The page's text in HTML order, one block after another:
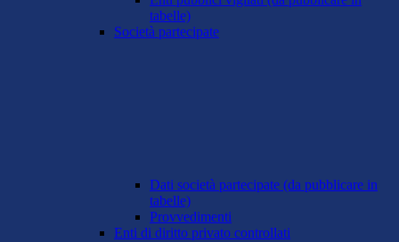
tabelle)
Società partecipate
Dati società partecipate (da pubblicare in
tabelle)
Provvedimenti
Enti di diritto privato controllati